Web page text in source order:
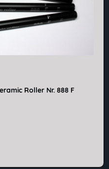
Roller Nr. 888 F